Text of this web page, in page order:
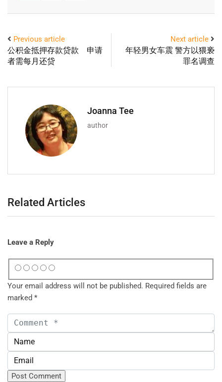
Previous article
公积金抵押存款贷款 申请
者需每月还贷
Next article
年轻男女车震 警方以猥亵
罪名调查
Joanna Tee
author
Related Articles
Leave a Reply
Your email address will not be published. Required fields are
marked *